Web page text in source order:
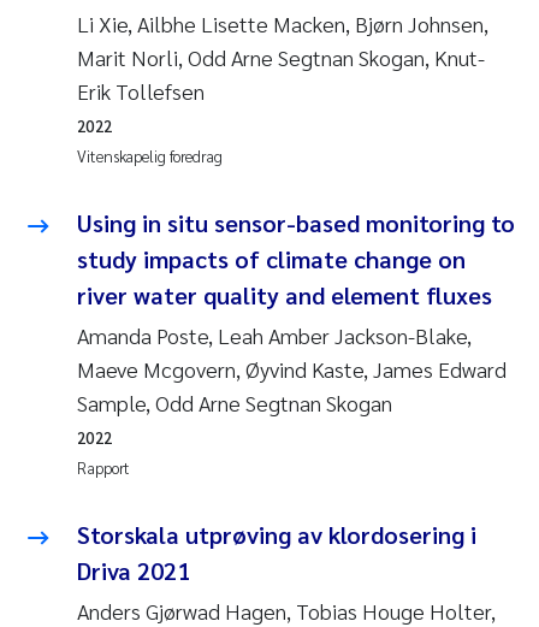
Li Xie, Ailbhe Lisette Macken, Bjørn Johnsen,
Marit Norli, Odd Arne Segtnan Skogan, Knut-
Erik Tollefsen
Vitenskapelig foredrag
2022
Using in situ sensor-based monitoring to
study impacts of climate change on
river water quality and element fluxes
Amanda Poste, Leah Amber Jackson-Blake,
Maeve Mcgovern, Øyvind Kaste, James Edward
Sample, Odd Arne Segtnan Skogan
Rapport
2022
Storskala utprøving av klordosering i
Driva 2021
Anders Gjørwad Hagen, Tobias Houge Holter,